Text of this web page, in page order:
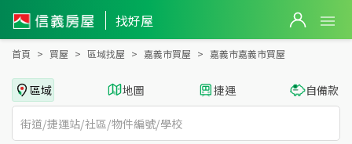
找好屋
嘉義市嘉義市買房：店面房屋物件出售、房價分析
首頁 買屋 區域找屋 嘉義市買屋 嘉義市嘉義市買屋
區域 地圖 捷運 自備款
嘉義市嘉義市買房：店面物件出售、房價分析 - 信義房屋